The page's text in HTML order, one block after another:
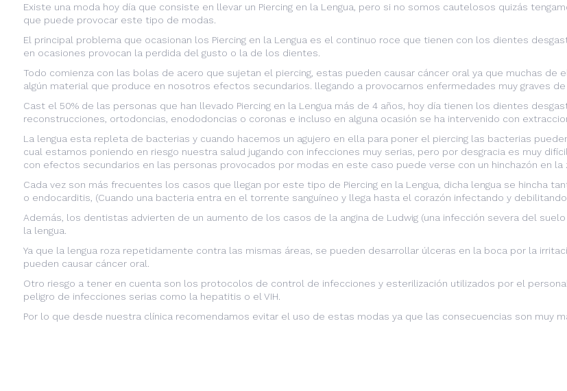
Existe una moda hoy día que consiste en llevar un Piercing en la Lengua, pero si no somos cautelosos quizás
que puede provocar este tipo de modas.
El principal problema que ocasionan los Piercing en la Lengua es el continuo roce que tienen con los dientes
en ocasiones provocan la perdida del gusto o la de los dientes.
Todo comienza con las bolas de acero que sujetan el piercing, estas pueden causar cáncer oral ya que muchas
algún material que produce en nosotros efectos secundarios. llegando a provocarnos enfermedades muy graves
Cast el 50% de las personas que han llevado Piercing en la Lengua más de 4 años, hoy día tienen los dientes
reconstrucciones, ortodoncias, enododoncias o coronas e incluso en alguna ocasión se ha intervenido con
La lengua esta repleta de bacterias y cuando hacemos un agujero en ella para poner el piercing las bacterias
cual estamos poniendo en riesgo nuestra salud jugando con infecciones muy serias, pero por desgracia es muy
con efectos secundarios en las personas provocados por modas en este caso puede verse con un hinchazón en la
Cada vez son más frecuentes los casos que llegan por este tipo de Piercing en la Lengua, dicha lengua se hincha
o endocarditis, (Cuando una bacteria entra en el torrente sanguíneo y llega hasta el corazón infectando y debilitando
Además, los dentistas advierten de un aumento de los casos de la angina de Ludwig(una infección severa del
la lengua.
Ya que la lengua roza repetidamente contra las mismas áreas, se pueden desarrollar úlceras en la boca por la
pueden causar cáncer oral.
Otro riesgo a tener en cuenta son los protocolos de control de infecciones y esterilización utilizados por el
peligro de infecciones serias como la hepatitis o el VIH.
Por lo que desde nuestra clínica recomendamos evitar el uso de estas modas ya que las consecuencias son muy